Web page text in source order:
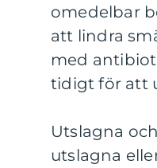
omedelbar
att lindra
med
tidigt för att
Utslagna
utslagna